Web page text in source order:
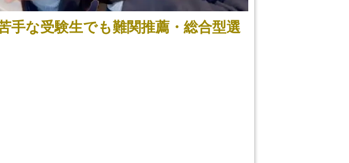
な受験生でも難関推薦・総合型選